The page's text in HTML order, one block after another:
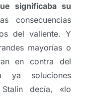
significaba su
consecuencias
del valiente. Y
mayorías o
en contra del
ya soluciones
decía, «lo